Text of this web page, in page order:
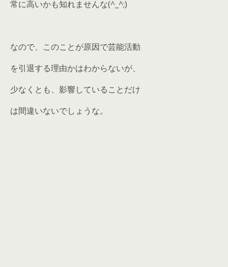
常に高いかも知れませんな(^_^;)
なので、このことが原因で芸能活動
を引退する理由かはわからないが、
少なくとも、影響していることだけ
は間違いないでしょうな。